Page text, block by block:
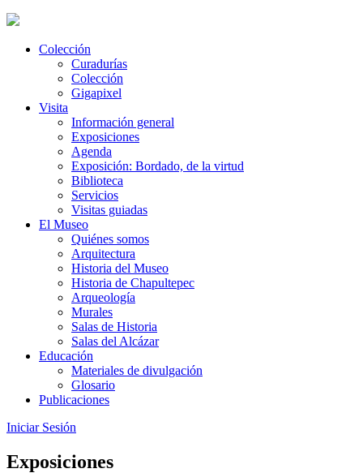
Colección
Curadurías
Colección
Gigapixel
Visita
Información general
Exposiciones
Agenda
Exposición: Bordado, de la virtud
Biblioteca
Servicios
Visitas guiadas
El Museo
Quiénes somos
Arquitectura
Historia del Museo
Historia de Chapultepec
Arqueología
Murales
Salas de Historia
Salas del Alcázar
Educación
Materiales de divulgación
Glosario
Publicaciones
Iniciar Sesión
Exposiciones